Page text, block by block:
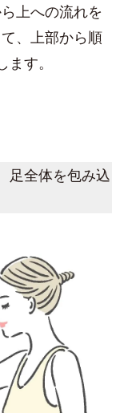
上への流れを
、上部から順
す。
足全体を包み込